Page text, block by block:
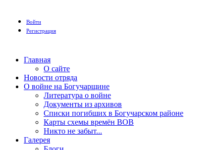
Войти
Регистрация
Главная
О сайте
Новости отряда
О войне на Богучарщине
Литература о войне
Документы из архивов
Списки погибших в Богучарском районе
Карты схемы времён ВОВ
Никто не забыт...
Галерея